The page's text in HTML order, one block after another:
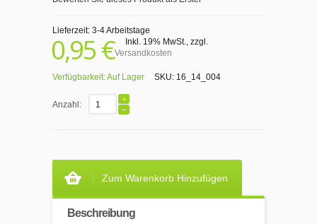
Lieferzeit: 3-4 Arbeitstage
0,95 € Inkl. 19% MwSt., zzgl.
Versandkosten
Verfügbarkeit:Auf Lager SKU: 16_14_004
Anzahl:
Zum Warenkorb Hinzufügen
Beschreibung